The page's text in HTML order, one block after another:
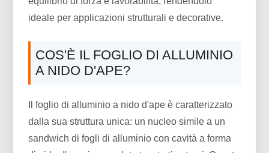
ideale per applicazioni strutturali e decorative.
COS'È IL FOGLIO DI ALLUMINIO
A NIDO D'APE?
Il foglio di alluminio a nido d'ape è caratterizzato
dalla sua struttura unica: un nucleo simile a un
sandwich di fogli di alluminio con cavità a forma